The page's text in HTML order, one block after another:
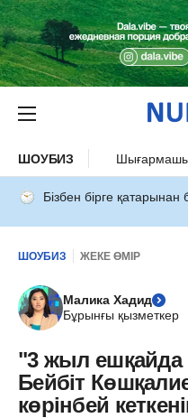
ШОУБИЗ
Бізбен бірге қатарынан
ШОУБИЗ ЖЕКЕ ӨМІР
Малика Хадид
Бұрынғы қызметкер
"3 жыл
Бейбіт
көрінбей